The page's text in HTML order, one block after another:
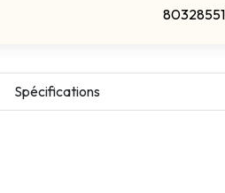
Spécifications